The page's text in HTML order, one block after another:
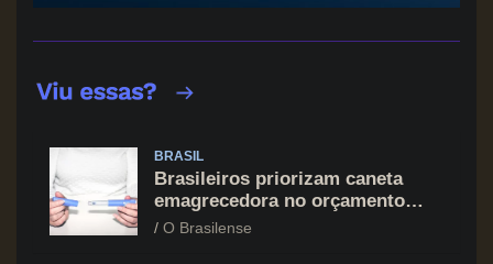
BRASIL
Brasileiros priorizam caneta
emagrecedora no orçamento
mesmo em situação de aperto
O Brasilense